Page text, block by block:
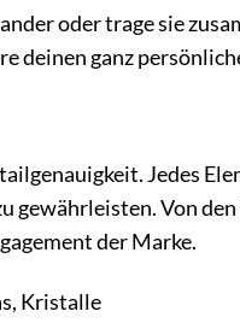
oder trage sie
deinen ganz
Jedes
Von
der Marke.
Kristalle